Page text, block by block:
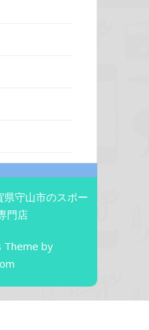
守山市のスポー
門店
Theme by